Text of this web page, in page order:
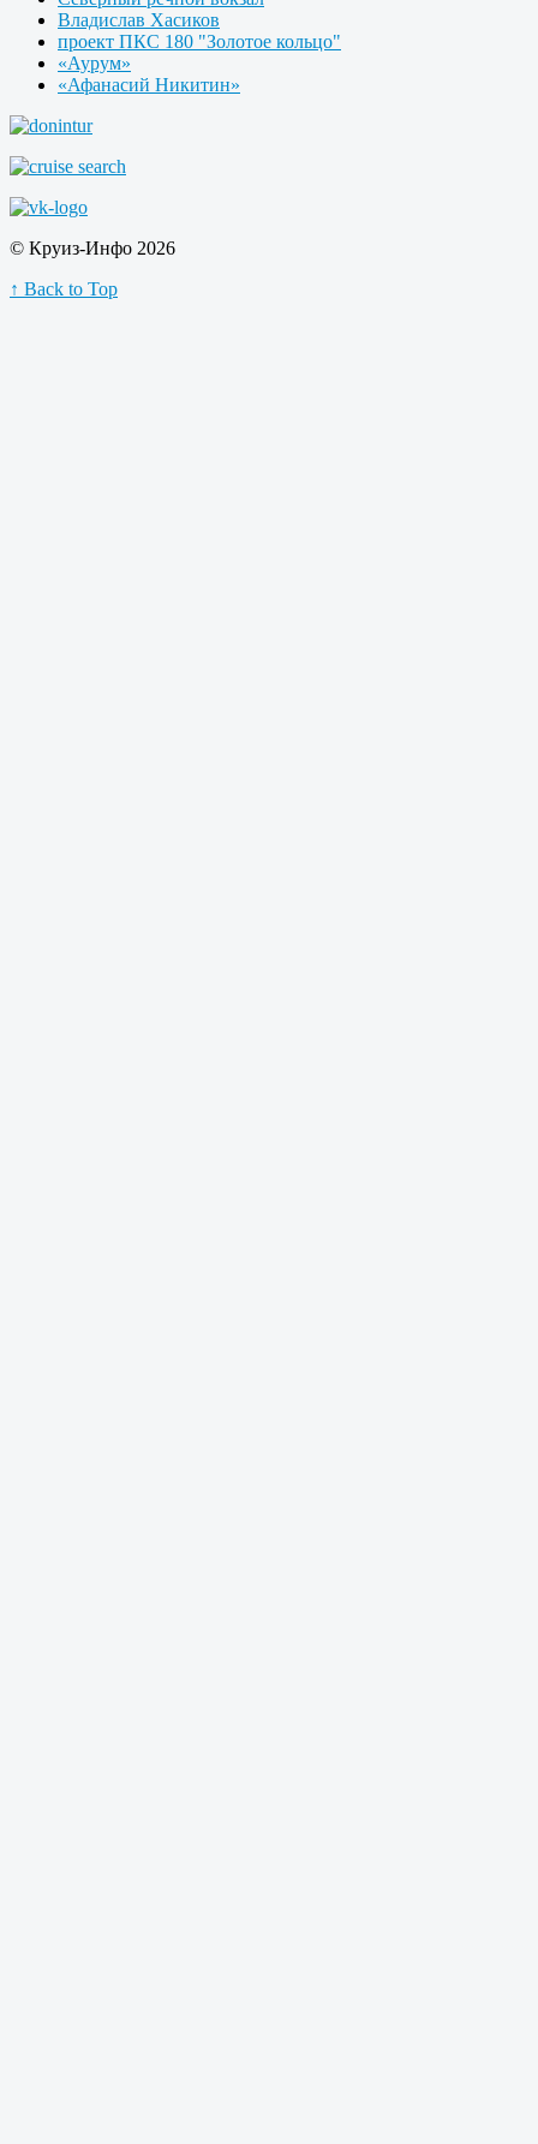
Владислав Хасиков
проект ПКС 180 "Золотое кольцо"
«Аурум»
«Афанасий Никитин»
© Круиз-Инфо 2026
↑ Back to Top